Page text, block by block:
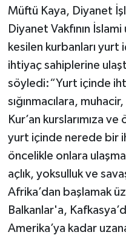
Müftü Kaya, Diyanet
Diyanet Vakfının
kesilen kurbanları yurt
ihtiyaç sahiplerine
söyledi:“Yurt içinde
sığınmacılara,
Kur’an kurslarımıza
yurt içinde nerede bir
öncelikle onlara
açlık, yoksulluk ve
Afrika’dan başlamak
Balkanlar'a,
Amerika’ya kadar